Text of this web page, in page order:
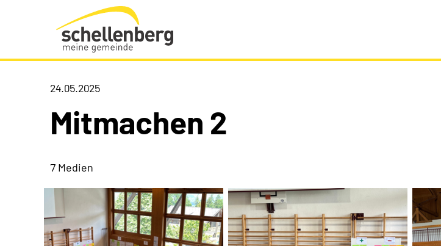
Gemeinde Schellenberg Startseite
24.05.2025
Mitmachen 2
7 Medien